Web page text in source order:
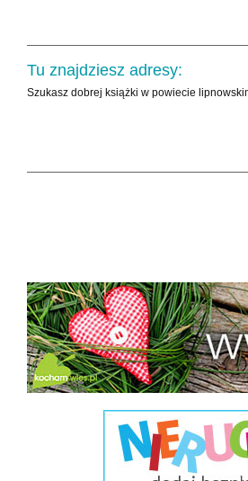
Tu znajdziesz adresy:
Szukasz dobrej książki w powiecie